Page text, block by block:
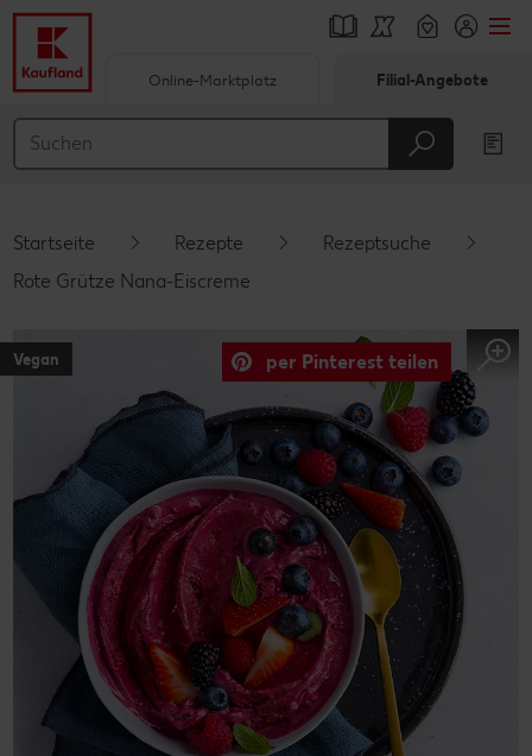
Hauptinhalt
Schwebender Seitenbereich
Online-Marktplatz Filial-Angebote
Startseite Rezepte
Rezeptsuche
Rote Grütze Nana-Eiscreme
Vegan per Pinterest teilen